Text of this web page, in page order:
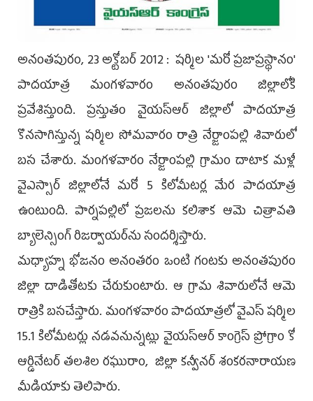
అనంతపురం, 23 అక్టోబర్ 2012 : షర్మిల 'మరో ప్రజాప్రస్థానం'
పాదయాత్ర మంగళవారం అనంతపురం జిల్లాలోకి
ప్రవేశిస్తుంది. ప్రస్తుతం వైయస్ఆర్‌ జిల్లాలో పాదయాత్ర
కొనసాగిస్తున్న షర్మిల సోమవారం రాత్రి నేర్జాంపల్లి శివారులో
బస చేశారు. మంగళవారం నేర్జాంపల్లి గ్రామం దాటాక మళ్లీ
వైఎస్సార్ జిల్లాలోనే మరో 5 కిలోమీటర్ల మేర పాదయాత్ర
ఉంటుంది. పార్నపల్లిలో ప్రజలను కలిశాక ఆమె చిత్రావతి
బ్యాలెన్సింగ్ రిజర్వాయర్‌ను సందర్శిస్తారు.
మధ్యాహ్న భోజనం అనంతరం ఒంటి గంటకు అనంతపురం
జిల్లా దాడితోటకు చేరుకుంటారు. ఆ గ్రామ శివారులోనే ఆమె
రాత్రికి బసచేస్తారు. మంగళవారం పాదయాత్రలో వైఎస్ షర్మిల
15.1 కిలోమీటర్లు నడవనున్నట్లు వైయస్ఆర్‌ కాంగ్రెస్‌ ప్రోగ్రాం కో
ఆర్డినేటర్ తలశిల రఘురాం, జిల్లా కన్వీనర్ శంకరనారాయణ
మీడియాకు తెలిపారు.